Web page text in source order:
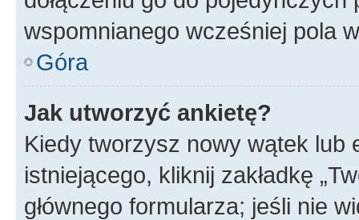
wspomnianego wcześniej pola
Góra
Jak utworzyć ankietę?
Kiedy tworzysz nowy wątek lub
istniejącego, kliknij zakładkę
głównego formularza; jeśli nie